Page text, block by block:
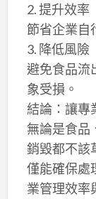
2. 提升效率
節省企業自
3. 降低風險
避免食品流
象受損。
結論：讓專
無論是食品
銷毀都不該
僅能確保處
業管理效率